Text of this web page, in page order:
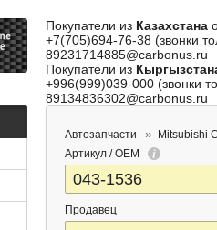
Покупатели из Казахстана
+7(705)694-76-38 (звонки
89231714885@carbonus.ru
Покупатели из
+996(999)039-000 (звонки
89134836302@carbonus.ru
Автозапчасти
Mitsubishi
Артикул / OEM
Продавец